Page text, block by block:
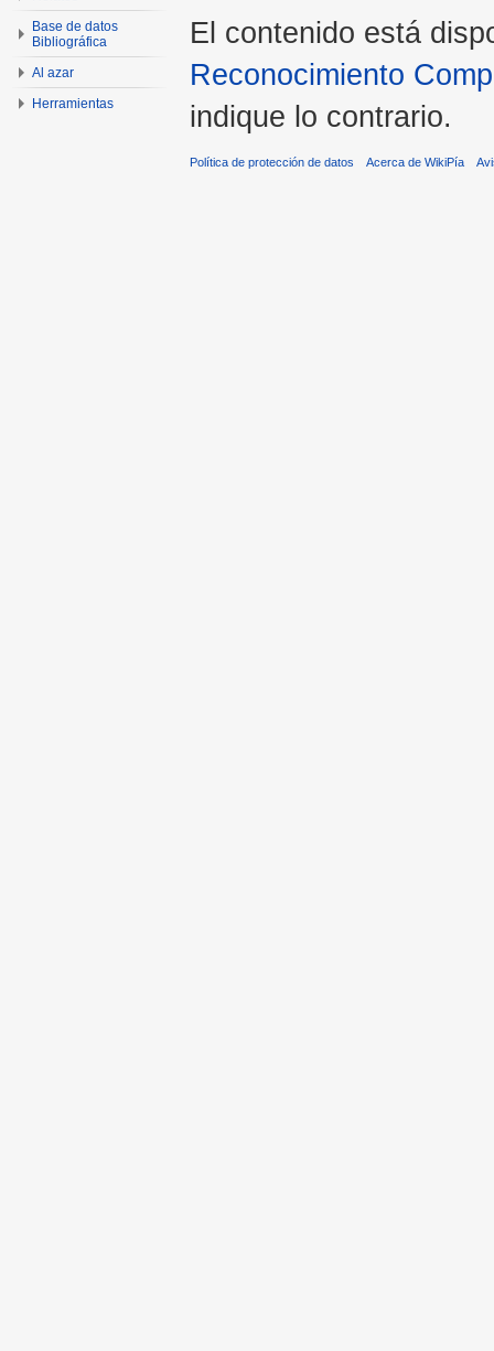
Base de datos
Bibliográfica
Al azar
Herramientas
El contenido está
Reconocimiento
indique lo contrario.
Política de protección de datos Acerca de WikiPía